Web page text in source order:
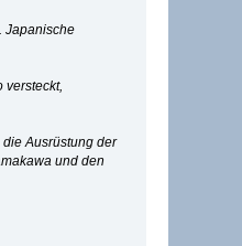
Japanische
versteckt,
Ausrüstung der
und den